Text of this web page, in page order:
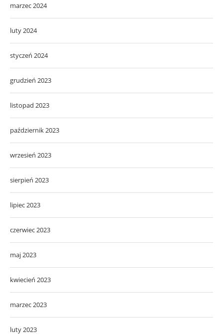
marzec 2024
luty 2024
styczeń 2024
grudzień 2023
listopad 2023
październik 2023
wrzesień 2023
sierpień 2023
lipiec 2023
czerwiec 2023
maj 2023
kwiecień 2023
marzec 2023
luty 2023